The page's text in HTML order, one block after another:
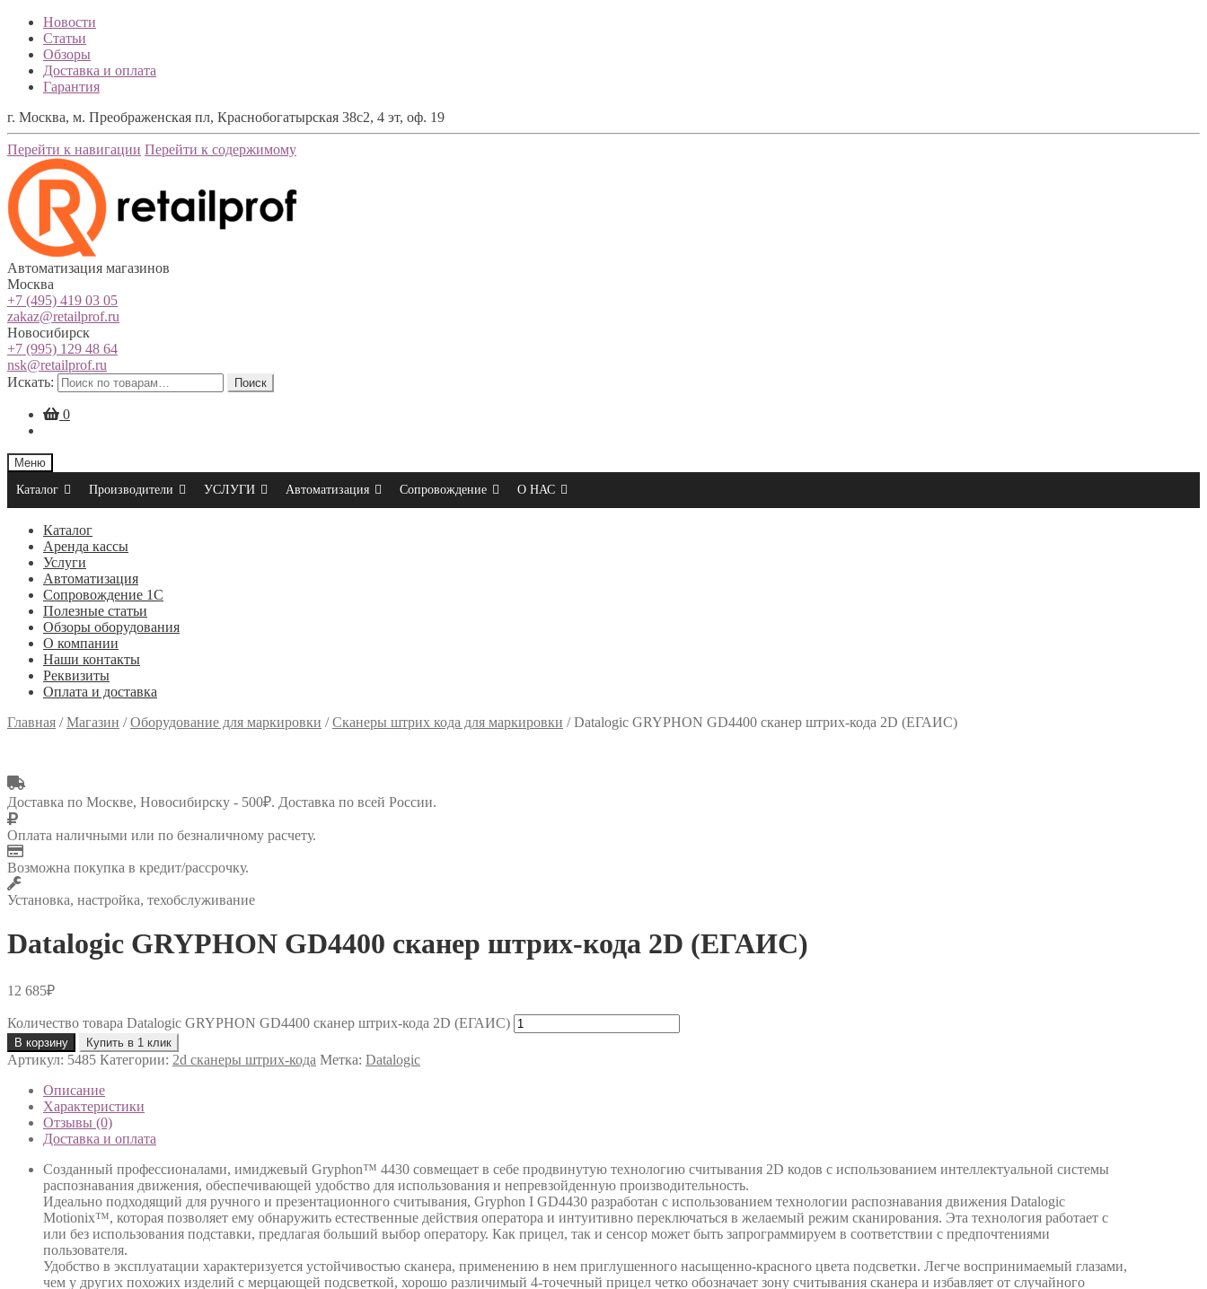
Новости
Статьи
Обзоры
Доставка и оплата
Гарантия
г. Москва, м. Преображенская пл, Краснобогатырская 38с2, 4 эт, оф. 19
Перейти к навигации Перейти к содержимому
Автоматизация магазинов
Москва
+7 (495) 419 03 05
zakaz@retailprof.ru
Новосибирск
+7 (995) 129 48 64
nsk@retailprof.ru
Искать:
Поиск
0
Меню
Каталог
Производители УСЛУГИ Автоматизация Сопровождение О НАС
Каталог
Аренда кассы
Услуги
Автоматизация
Сопровождение 1С
Полезные статьи
Обзоры оборудования
О компании
Наши контакты
Реквизиты
Оплата и доставка
Главная /Магазин /Оборудование для маркировки /Сканеры штрих кода для маркировки /Datalogic GRYPHON GD4400 cканер штрих-кода 2D (ЕГАИС)
Доставка по Москве, Новосибирску - 500₽. Доставка по всей России.
Оплата наличными или по безналичному расчету.
Возможна покупка в кредит/рассрочку.
Установка, настройка, техобслуживание
Datalogic GRYPHON GD4400 cканер штрих-кода 2D (ЕГАИС)
12 685₽
Количество товара Datalogic GRYPHON GD4400 cканер штрих-кода 2D (ЕГАИС)
В корзину Купить в 1 клик
Артикул: 5485 Категории: 2d сканеры штрих-кода Метка: Datalogic
Описание
Характеристики
Отзывы (0)
Доставка и оплата
Созданный профессионалами, имиджевый Gryphon™ 4430 совмещает в себе продвинутую технологию считывания 2D кодов с использованием интеллектуальной системы
распознавания движения, обеспечивающей удобство для использования и непревзойденную производительность.
Идеально подходящий для ручного и презентационного считывания, Gryphon I GD4430 разработан с использованием технологии распознавания движения Datalogic
Motionix™, которая позволяет ему обнаружить естественные действия оператора и интуитивно переключаться в желаемый режим сканирования. Эта технология работает с
или без использования подставки, предлагая больший выбор оператору. Как прицел, так и сенсор может быть запрограммируем в соответствии с предпочтениями
пользователя.
Удобство в эксплуатации характеризуется устойчивостью сканера, применению в нем приглушенного насыщенно-красного цвета подсветки. Легче воспринимаемый глазами,
чем у других похожих изделий с мерцающей подсветкой, хорошо различимый 4-точечный прицел четко обозначает зону считывания сканера и избавляет от случайного